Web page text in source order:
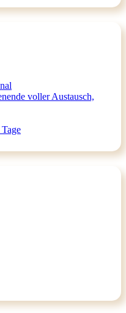
voller Austausch,